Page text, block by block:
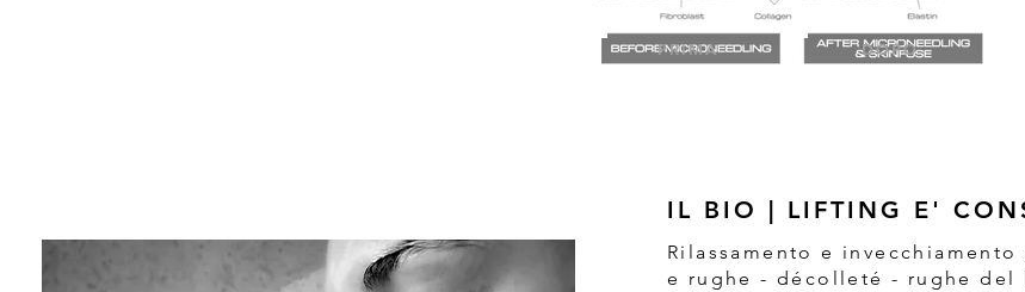
PRIMA DOPO
IL BIO | LIFTING E'
Rilassamento e
e rughe - décolleté - rughe del